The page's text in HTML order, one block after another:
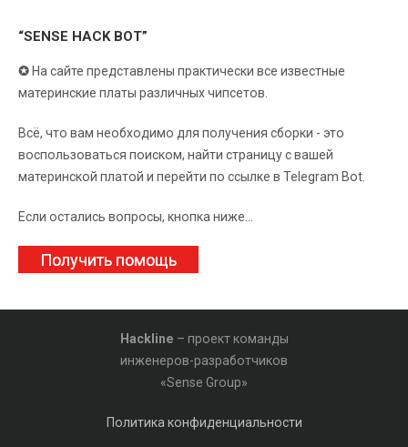
“SENSE HACK BOT”
✪ На сайте представлены практически все известные
материнские платы различных чипсетов.
Всё, что вам необходимо для получения сборки - это
воспользоваться поиском, найти страницу с вашей
материнской платой и перейти по ссылке в Telegram Bot.
Если остались вопросы, кнопка ниже...
Получить помощь
Hackline – проект команды
инженеров-разработчиков
«Sense Group»
Политика конфиденциальности